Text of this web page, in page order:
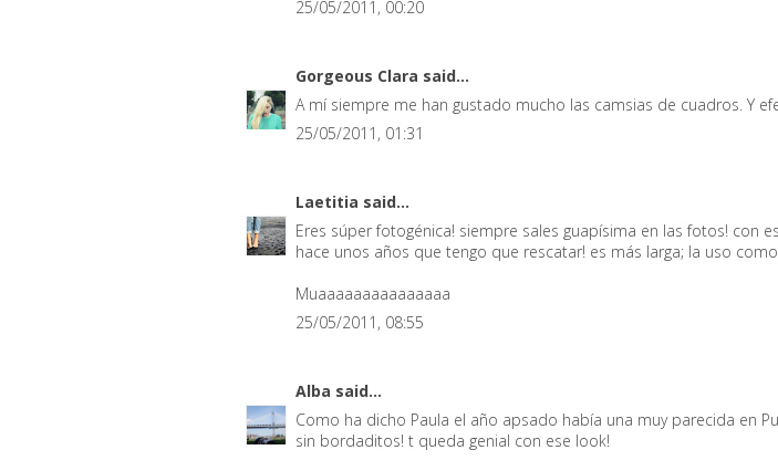
25/05/2011, 00:20
Gorgeous Clara said...
A mí siempre me han gustado mucho las camsias de cuadros. Y
25/05/2011, 01:31
Laetitia said...
Eres súper fotogénica! siempre sales guapísima en las fotos! con
hace unos años que tengo que rescatar! es más larga; la uso
Muaaaaaaaaaaaaaaa
25/05/2011, 08:55
Alba said...
Como ha dicho Paula el año apsado había una muy parecida en
sin bordaditos! t queda genial con ese look!